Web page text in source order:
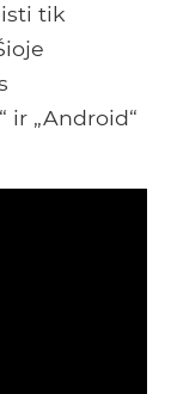
tik
ir „Android“